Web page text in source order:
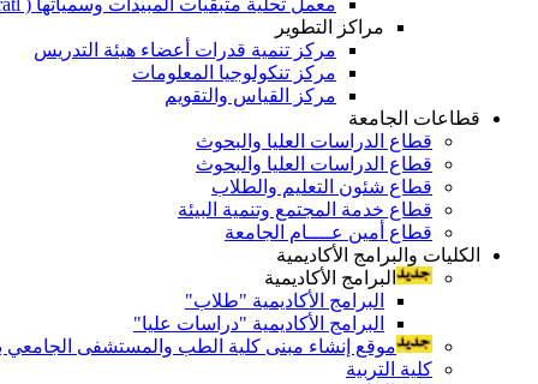
مراكز التطوير
مركز تنمية قدرات أعضاء هيئة التدريس
مركز تنكولوجيا المعلومات
مركز القياس والتقويم
قطاعات الجامعة
قطاع الدراسات العليا والبحوث
قطاع الدراسات العليا والبحوث
قطاع شئون التعليم والطلاب
قطاع خدمة المجتمع وتنمية البيئة
قطاع أمين عــــام الجامعة
الكليات والبرامج الأكاديمية
البرامج الأكاديمية
البرامج الأكاديمية "طلاب"
البرامج الأكاديمية "دراسات عليا"
موقع إنشاء مبنى كلية الطب والمستشفى الجامعي
كلية التربية